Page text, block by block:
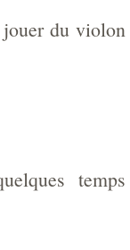
du